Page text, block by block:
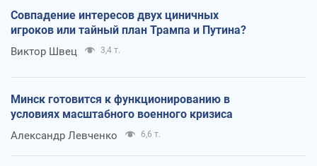
Совпадение интересов двух циничных
игроков или тайный план Трампа и Путина?
Виктор Швец 3,4 т.
Минск готовится к функционированию в
условиях масштабного военного кризиса
Александр Левченко 6,6 т.